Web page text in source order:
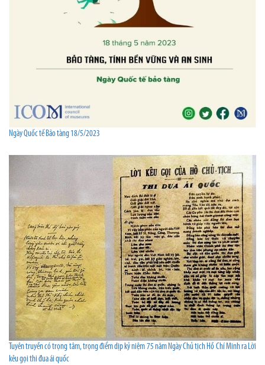
Ngày Quốc tế Bảo tàng 18/5/2023
Tuyên truyền có trọng tâm, trọng điểm dịp kỷ niệm 75 năm Ngày Chủ tịch Hồ Chí Minh ra Lời
kêu gọi thi đua ái quốc